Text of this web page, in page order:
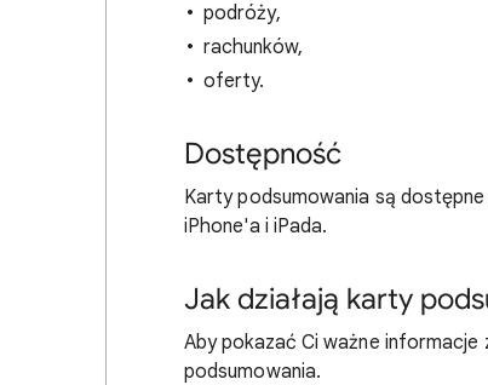
podróży,
rachunków,
oferty.
Dostępność
Karty podsumowania są
iPhone'a i iPada.
Jak działają karty
Aby pokazać Ci ważne
podsumowania.